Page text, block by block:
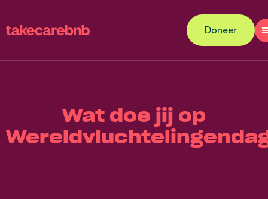
Doneer
Wat doe jij op